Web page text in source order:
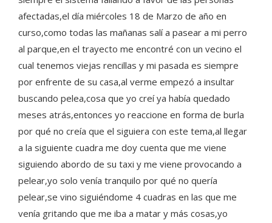
afectadas,el día miércoles 18 de Marzo de año en
curso,como todas las mañanas salí a pasear a mi perro
al parque,en el trayecto me encontré con un vecino el
cual tenemos viejas rencillas y mi pasada es siempre
por enfrente de su casa,al verme empezó a insultar
buscando pelea,cosa que yo creí ya había quedado
meses atrás,entonces yo reaccione en forma de burla
por qué no creía que el siguiera con este tema,al llegar
a la siguiente cuadra me doy cuenta que me viene
siguiendo abordo de su taxi y me viene provocando a
pelear,yo solo venía tranquilo por qué no quería
pelear,se vino siguiéndome 4 cuadras en las que me
venía gritando que me iba a matar y más cosas,yo